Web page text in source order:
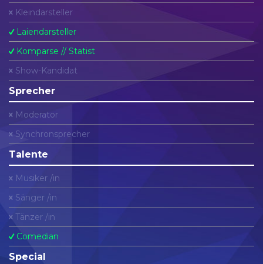
Kleindarsteller
Laiendarsteller
Komparse // Statist
Show-Kandidat
Sprecher
Moderator
Synchronsprecher
Talente
Musiker /in
Sänger /in
Tänzer /in
Comedian
Special